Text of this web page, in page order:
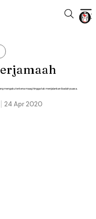
mengaku terkena maag hingga tak menjalankan ibadah puasa.
24 Apr 2020